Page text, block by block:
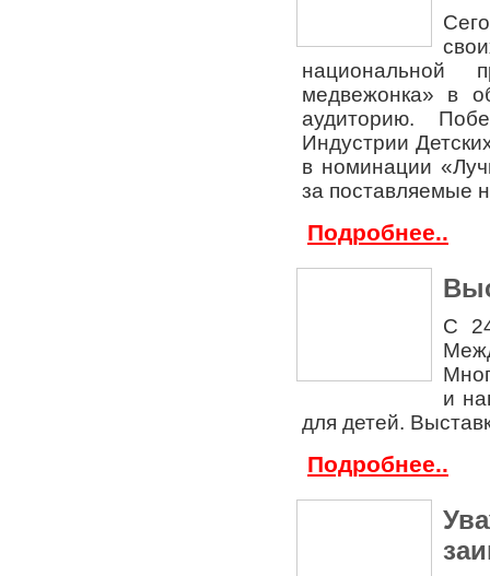
национальной
медвежонка» в
аудиторию.
Индустрии
в номинации
за поставляемые
Подробнее..
С
и
для детей.
Подробнее..